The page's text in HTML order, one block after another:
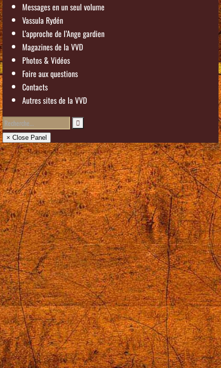
Messages en un seul volume
Vassula Rydén
L’approche de l’Ange gardien
Magazines de la VVD
Photos & Vidéos
Foire aux questions
Contacts
Autres sites de la VVD
× Close Panel